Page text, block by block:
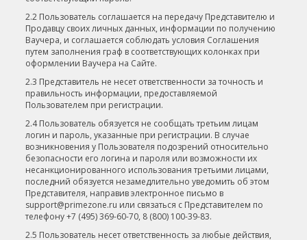
2.2 Пользователь соглашается на передачу Представителю и
Продавцу своих личных данных, информации по получению
Ваучера, и соглашается соблюдать условия Соглашения
путем заполнения граф в соответствующих колонках при
оформлении Ваучера на Сайте.
2.3 Представитель не несет ответственности за точность и
правильность информации, предоставляемой
Пользователем при регистрации.
2.4 Пользователь обязуется не сообщать третьим лицам
логин и пароль, указанные при регистрации. В случае
возникновения у Пользователя подозрений относительно
безопасности его логина и пароля или возможности их
несанкционированного использования третьими лицами,
последний обязуется незамедлительно уведомить об этом
Представителя, направив электронное письмо в
support@primezone.ru или связаться с Представителем по
телефону +7 (495) 369-60-70, 8 (800) 100-39-83.
2.5 Пользователь несет ответственность за любые действия,